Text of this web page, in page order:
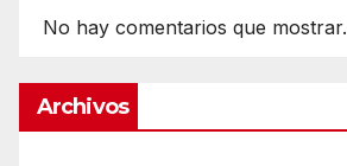
No hay comentarios que mostrar.
Archivos